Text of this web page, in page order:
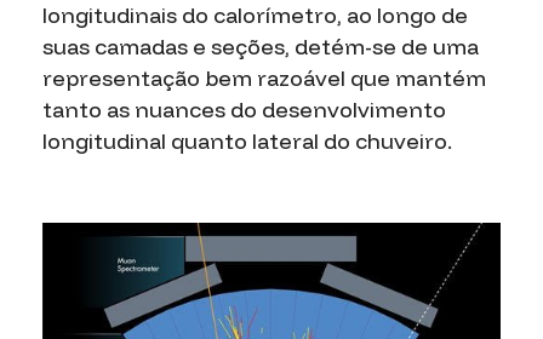
longitudinais do calorímetro, ao longo de
suas camadas e seções, detém-se de uma
representação bem razoável que mantém
tanto as nuances do desenvolvimento
longitudinal quanto lateral do chuveiro.